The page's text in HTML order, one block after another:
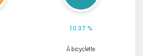
10.37 %
À bicyclette